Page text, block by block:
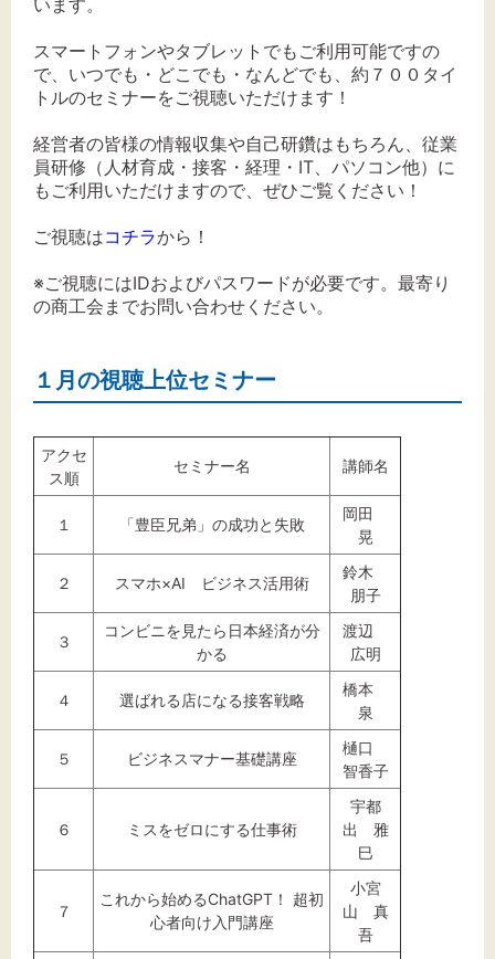
黒 白 黄
います。
スマートフォンやタブレットでもご利用可能ですの
で、いつでも・どこでも・なんどでも、約７００タイ
トルのセミナーをご視聴いただけます！
経営者の皆様の情報収集や自己研鑽はもちろん、従業
員研修（人材育成・接客・経理・IT、パソコン他）に
もご利用いただけますので、ぜひご覧ください！
ご視聴はコチラから！
※ご視聴にはIDおよびパスワードが必要です。最寄り
の商工会までお問い合わせください。
１月の視聴上位セミナー
アクセ
ス順
セミナー名 講師名
１ 「豊臣兄弟」の成功と失敗
岡田
晃
２ スマホ×AI ビジネス活用術
鈴木
朋子
３
コンビニを見たら日本経済が分
かる
渡辺
広明
４ 選ばれる店になる接客戦略
橋本
泉
５ ビジネスマナー基礎講座
樋口
智香子
６ ミスをゼロにする仕事術
宇都
出 雅
巳
７
これから始めるChatGPT！ 超初
心者向け入門講座
小宮
山 真
吾